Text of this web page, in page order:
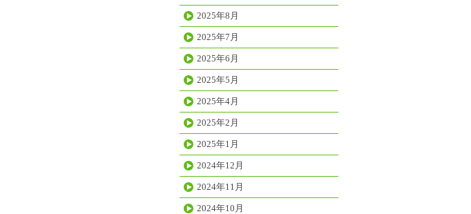
2025年8月
2025年7月
2025年6月
2025年5月
2025年4月
2025年2月
2025年1月
2024年12月
2024年11月
2024年10月